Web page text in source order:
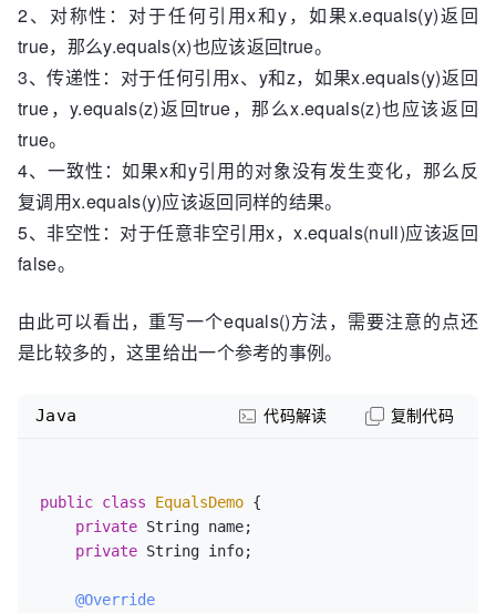
2、对称性：对于任何引用x和y，如果x.equals(y)返回
true，那么y.equals(x)也应该返回true。
3、传递性：对于任何引用x、y和z，如果x.equals(y)返回
true，y.equals(z)返回true，那么x.equals(z)也应该返回
true。
4、一致性：如果x和y引用的对象没有发生变化，那么反
复调用x.equals(y)应该返回同样的结果。
5、非空性：对于任意非空引用x，x.equals(null)应该返回
false。
由此可以看出，重写一个equals()方法，需要注意的点还
是比较多的，这里给出一个参考的事例。
public class EqualsDemo {
private String name;
private String info;
@Override
Java 代码解读 复制代码